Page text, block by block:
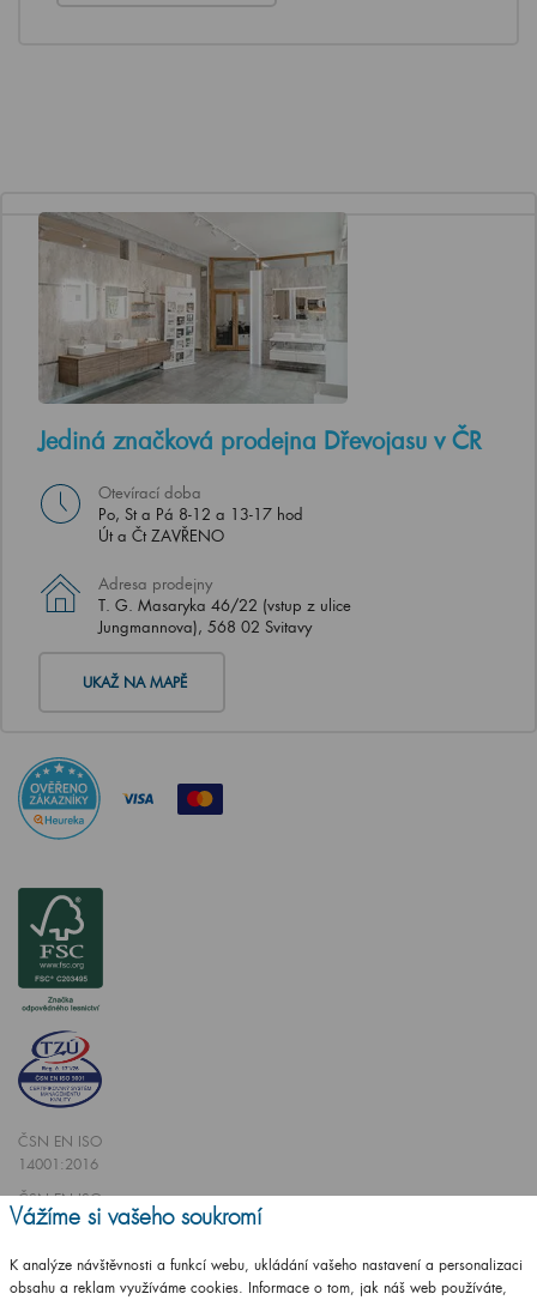
Jediná značková prodejna Dřevojasu v ČR
Otevírací doba
Po, St a Pá 8-12 a 13-17 hod
Út a Čt ZAVŘENO
Adresa prodejny
T. G. Masaryka 46/22 (vstup z ulice
Jungmannova), 568 02 Svitavy
UKAŽ NA MAPĚ
ČSN EN ISO
14001:2016
ČSN EN ISO
9001:2016
Vážíme si vašeho soukromí
K analýze návštěvnosti a funkcí webu, ukládání vašeho nastavení a personalizaci
obsahu a reklam využíváme cookies. Informace o tom, jak náš web používáte,